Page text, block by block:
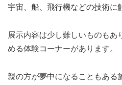
宇宙、船、飛行機などの技術に
展示内容は少し難しいものもあ
める体験コーナーがあります。
親の方が夢中になることもある